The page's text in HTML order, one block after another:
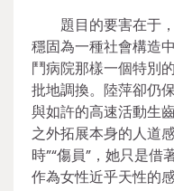
題目的要害在于
穩固為一種社會構造
鬥病院那樣一個特別
批地調換。陸萍卻仍
與如許的高速活動生
之外拓展本身的人道
時”“傷員”，她只是
作為女性近乎天性的